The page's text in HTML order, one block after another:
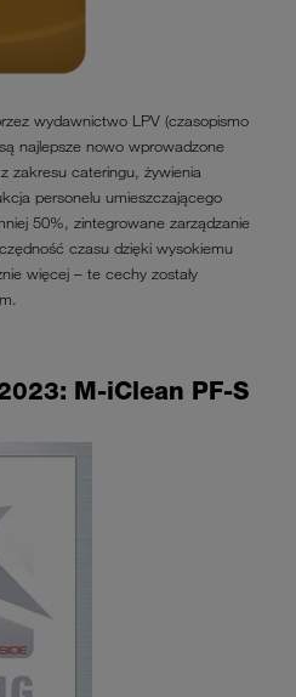
wydawnictwo LPV (czasopismo
najlepsze nowo wprowadzone
zakresu cateringu, żywienia
personelu umieszczającego
50%, zintegrowane zarządzanie
czasu dzięki wysokiemu
więcej – te cechy zostały
M-iClean PF-S